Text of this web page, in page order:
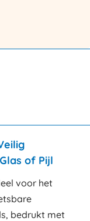
of Pijl
voor het
bedrukt met